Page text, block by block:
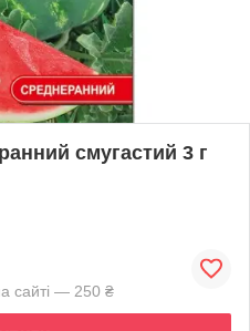
смугастий 3 г
сайті — 250 ₴